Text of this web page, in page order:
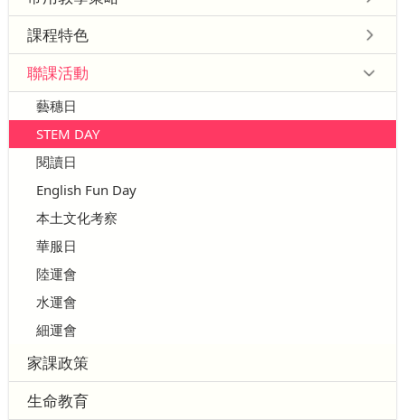
課程特色
聯課活動
藝穗日
STEM DAY
閱讀日
English Fun Day
本土文化考察
華服日
陸運會
水運會
細運會
家課政策
生命教育